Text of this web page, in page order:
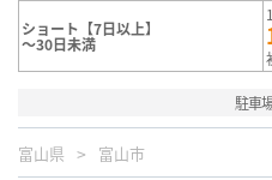
ショート【7日以上】
～30日未満
駐車
富山県 富山市